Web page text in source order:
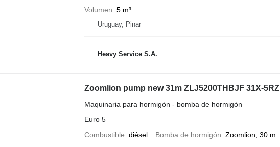
Volumen 5 m³
Uruguay, Pinar
Heavy Service S.A.
Zoomlion pump new 31m ZLJ5200THBJF 31X-5RZ
Maquinaria para hormigón - bomba de hormigón
Euro 5
Combustible diésel Bomba de hormigón Zoomlion, 30 m